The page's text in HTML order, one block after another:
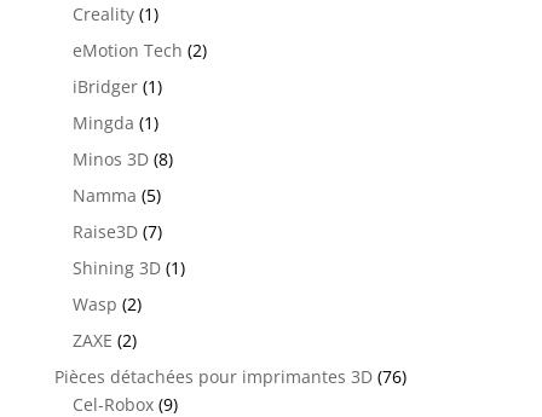
Creality (1)
eMotion Tech (2)
iBridger (1)
Mingda (1)
Minos 3D (8)
Namma (5)
Raise3D (7)
Shining 3D (1)
Wasp (2)
ZAXE (2)
Pièces détachées pour imprimantes 3D (76)
Cel-Robox (9)